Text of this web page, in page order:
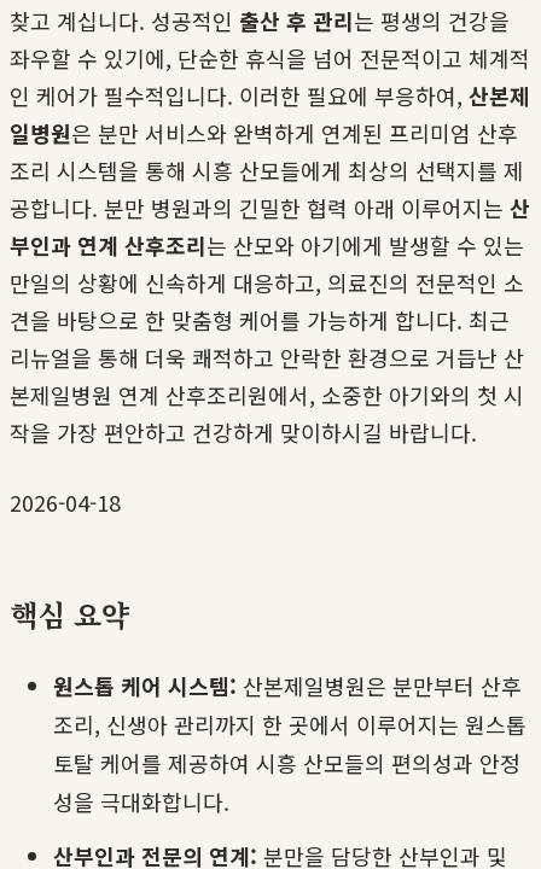
찾고 계십니다. 성공적인 출산 후 관리는 평생의 건강을
좌우할 수 있기에, 단순한 휴식을 넘어 전문적이고 체계적
인 케어가 필수적입니다. 이러한 필요에 부응하여, 산본제
일병원은 분만 서비스와 완벽하게 연계된 프리미엄 산후
조리 시스템을 통해 시흥 산모들에게 최상의 선택지를 제
공합니다. 분만 병원과의 긴밀한 협력 아래 이루어지는 산
부인과 연계 산후조리는 산모와 아기에게 발생할 수 있는
만일의 상황에 신속하게 대응하고, 의료진의 전문적인 소
견을 바탕으로 한 맞춤형 케어를 가능하게 합니다. 최근
리뉴얼을 통해 더욱 쾌적하고 안락한 환경으로 거듭난 산
본제일병원 연계 산후조리원에서, 소중한 아기와의 첫 시
작을 가장 편안하고 건강하게 맞이하시길 바랍니다.
2026-04-18
핵심 요약
원스톱 케어 시스템: 산본제일병원은 분만부터 산후
조리, 신생아 관리까지 한 곳에서 이루어지는 원스톱
토탈 케어를 제공하여 시흥 산모들의 편의성과 안정
성을 극대화합니다.
산부인과 전문의 연계: 분만을 담당한 산부인과 및